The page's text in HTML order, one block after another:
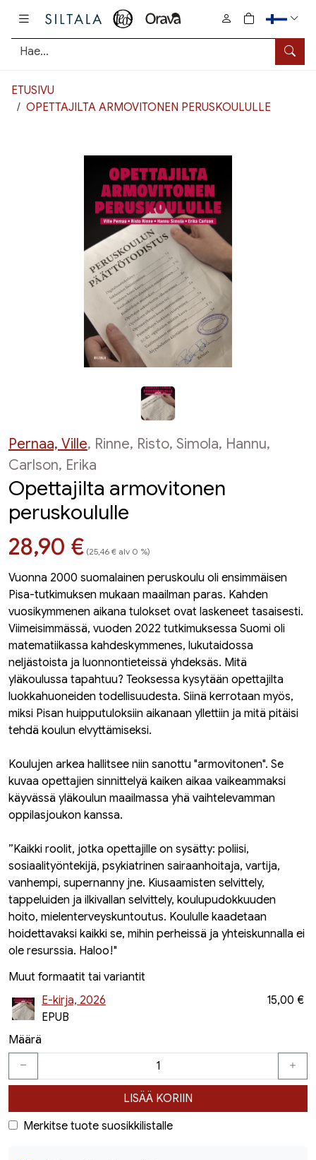
Hae
0
tuotetta
ETUSIVU
OPETTAJILTA ARMOVITONEN PERUSKOULULLE
Pernaa, Ville, Rinne, Risto, Simola, Hannu,
Carlson, Erika
Opettajilta armovitonen
peruskoululle
Hinta nyt
28,90 € (25,46 € alv 0 %)
Vuonna 2000 suomalainen peruskoulu oli ensimmäisen
Pisa-tutkimuksen mukaan maailman paras. Kahden
vuosikymmenen aikana tulokset ovat laskeneet tasaisesti.
Viimeisimmässä, vuoden 2022 tutkimuksessa Suomi oli
matematiikassa kahdeskymmenes, lukutaidossa
neljästoista ja luonnontieteissä yhdeksäs. Mitä
yläkoulussa tapahtuu? Teoksessa kysytään opettajilta
luokkahuoneiden todellisuudesta. Siinä kerrotaan myös,
miksi Pisan huipputuloksiin aikanaan yllettiin ja mitä pitäisi
tehdä koulun elvyttämiseksi.
Koulujen arkea hallitsee niin sanottu "armovitonen". Se
kuvaa opettajien sinnittelyä kaiken aikaa vaikeammaksi
käyvässä yläkoulun maailmassa yhä vaihtelevamman
oppilasjoukon kanssa.
”Kaikki roolit, jotka opettajille on sysätty: poliisi,
sosiaalityöntekijä, psykiatrinen sairaanhoitaja, vartija,
vanhempi, supernanny jne. Kiusaamisten selvittely,
tappeluiden ja ilkivallan selvittely, koulupudokkuuden
hoito, mielenterveyskuntoutus. Koululle kaadetaan
hoidettavaksi kaikki se, mihin perheissä ja yhteiskunnalla ei
ole resurssia. Haloo!"
Muut formaatit tai variantit
E-kirja, 2026
EPUB
15,00 €
Määrä
LISÄÄ KORIIN
Merkitse tuote suosikkilistalle